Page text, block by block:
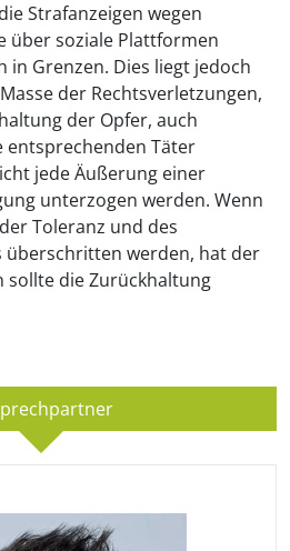
Strafanzeigen wegen
über soziale Plattformen
in Grenzen. Dies liegt jedoch
der Rechtsverletzungen,
der Opfer, auch
entsprechenden Täter
jede Äußerung einer
unterzogen werden. Wenn
Toleranz und des
überschritten werden, hat der
sollte die Zurückhaltung